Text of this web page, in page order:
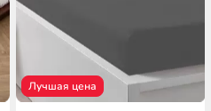
Лучшая цена